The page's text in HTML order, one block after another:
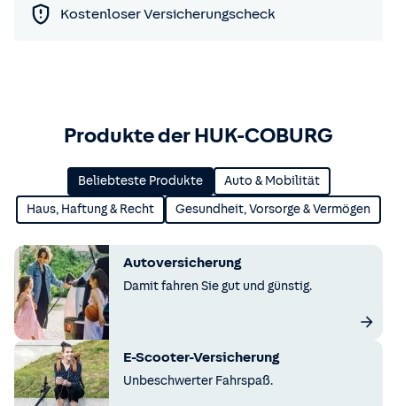
Kostenloser Versicherungscheck
Produkte der HUK-COBURG
Beliebteste Produkte Auto & Mobilität
Haus, Haftung & Recht Gesundheit, Vorsorge & Vermögen
Autoversicherung
Damit fahren Sie gut und günstig.
E-Scooter-Versicherung
Unbeschwerter Fahrspaß.